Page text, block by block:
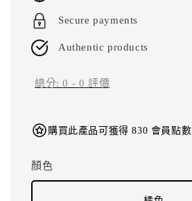
Secure payments
Authentic products
總分:0 - 0 評價
購買此產品可獲得 830 會員點數
顏色